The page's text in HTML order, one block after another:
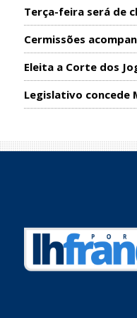
Terça-feira será de
Cermissões
Eleita a Corte dos
Legislativo concede